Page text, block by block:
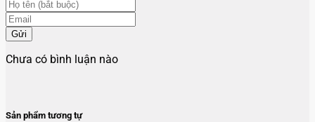
Gửi
Chưa có bình luận nào
Sản phẩm tương tự